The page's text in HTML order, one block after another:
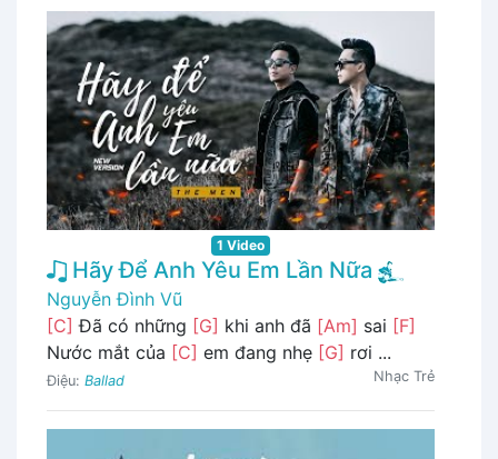
1 Video
Hãy Để Anh Yêu Em Lần Nữa
Nguyễn Đình Vũ
[C] Đã có những [G] khi anh đã [Am] sai [F]
Nước mắt của [C] em đang nhẹ [G] rơi ...
Điệu: Ballad Nhạc Trẻ